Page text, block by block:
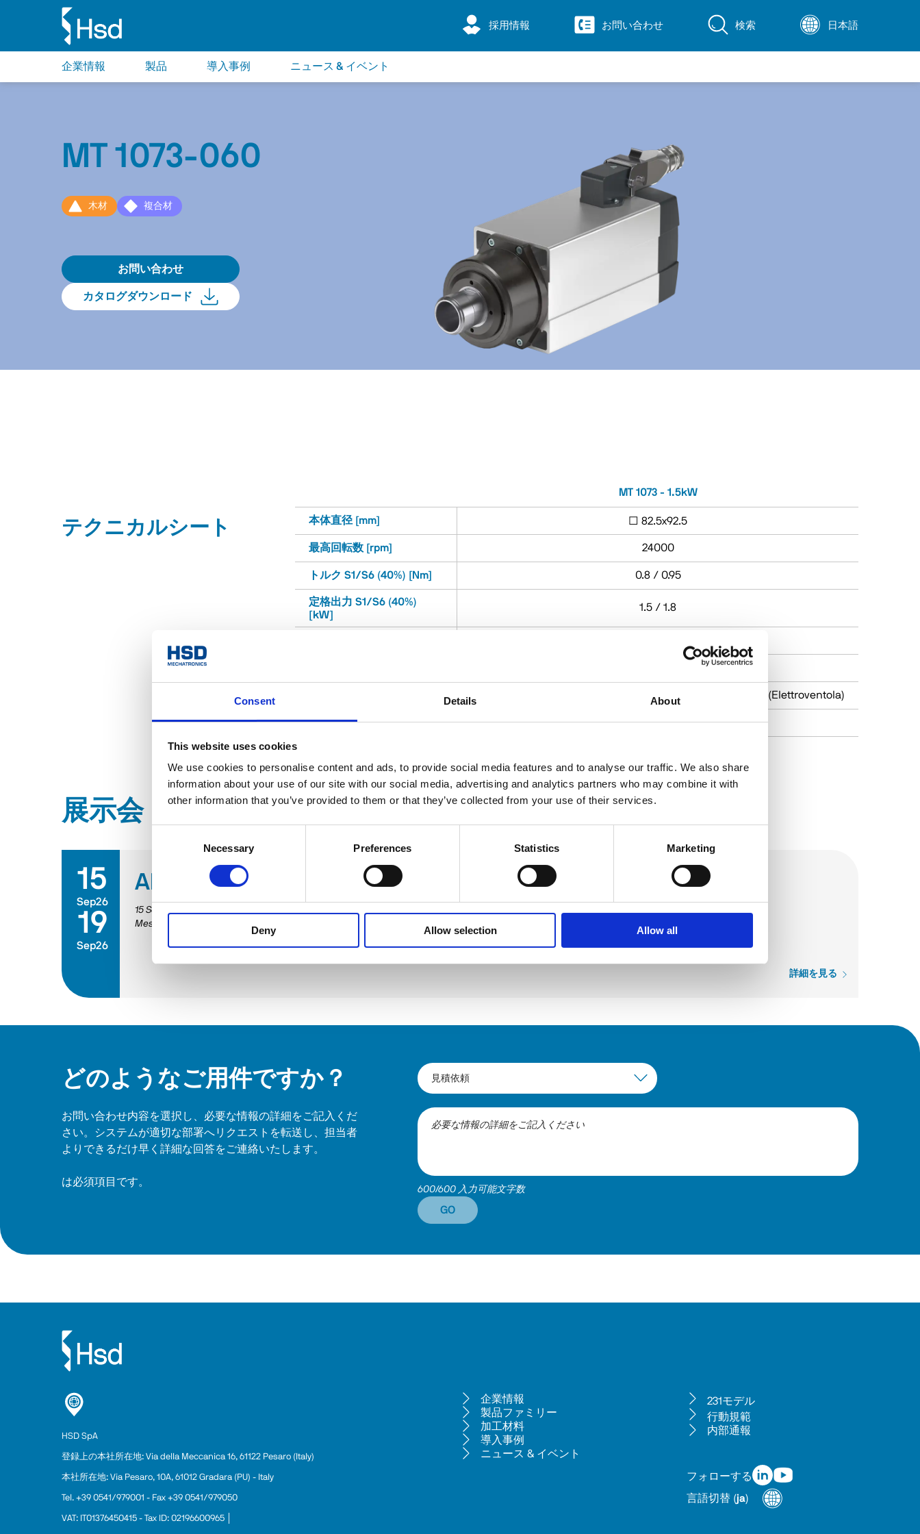
Consent Details About
This website uses cookies
We use cookies to personalise content and ads, to provide social media features and to analyse our traffic. We also share
information about your use of our site with our social media, advertising and analytics partners who may combine it with
other information that you’ve provided to them or that they’ve collected from your use of their services.
Necessary Preferences Statistics Marketing
Deny Allow selection Allow all
採用情報 お問い合わせ 検索 日本語
企業情報 製品 導入事例 ニュース & イベント
MT 1073-060
木材 複合材
お問い合わせ
カタログダウンロード
テクニカルシート
MT 1073 - 1.5kW
本体直径 [mm] □ 82.5x92.5
最高回転数 [rpm] 24000
トルク S1/S6 (40%) [Nm] 0.8 / 0.95
定格出力 S1/S6 (40%)
[kW]
1.5 / 1.8
Shaft driven fun (Ventola calettata su albero) / Electric fan (Elettroventola)
冷却ハウジング 7
展示会・イベント
15
Sep26
19
Sep26
AMB 2026
15 September 2026
Messepiazza 1, 70629 Stuttgart
詳細を見る
どのようなご用件ですか？
お問い合わせ内容を選択し、必要な情報の詳細をご記入くだ
さい。システムが適切な部署へリクエストを転送し、担当者
よりできるだけ早く詳細な回答をご連絡いたします。
は必須項目です。
600/600 入力可能文字数
GO
HSD SpA
登録上の本社所在地: Via della Meccanica 16, 61122 Pesaro (Italy)
本社所在地: Via Pesaro, 10A, 61012 Gradara (PU) - Italy
Tel. +39 0541/979001 - Fax +39 0541/979050
VAT: IT01376450415 - Tax ID: 02196600965 │
企業情報
製品ファミリー
加工材料
導入事例
ニュース & イベント
231モデル
行動規範
内部通報
フォローする
言語切替 (ja)